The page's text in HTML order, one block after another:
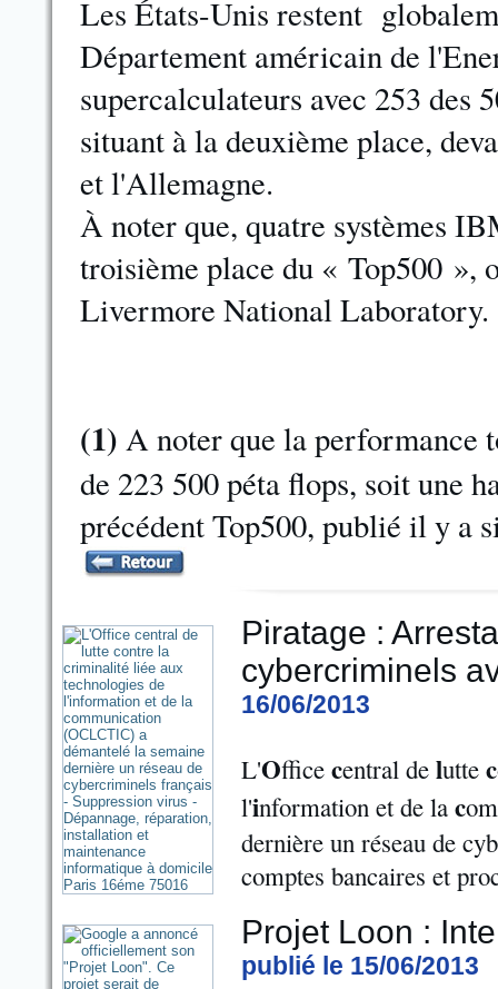
Les États-Unis restent
Département américain de
supercalculateurs avec 253 des
situant à la deuxième place,
et l'Allemagne.
À noter que, quatre systèmes
troisième place du « Top500 »,
Livermore National Laboratory.
(1) A noter que la performance
de 223 500 péta flops, soit une
précédent Top500, publié il y a
Piratage :
cybercriminels
16/06/2013
L'Office central de lutte c
l'information et de la c
dernière un réseau de
comptes bancaires et
Projet Loon :
publié le 15/06/2013